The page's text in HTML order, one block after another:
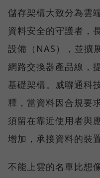
儲存架構大致分為雲
資料安全的守護者，
設備（NAS），並擴
網路交換器產品線，
基礎架構。威聯通科
釋，當資料因合規要
須留在靠近使用者與
增加，承接資料的裝
不能上雲的名單比想